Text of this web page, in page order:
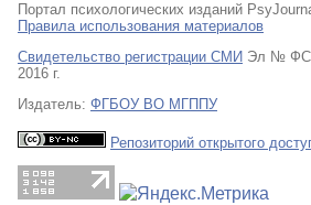
Портал психологических изданий
Правила использования материалов
Свидетельство регистрации СМИ Эл №
2016 г.
Издатель: ФГБОУ ВО МГППУ
Репозиторий открытого